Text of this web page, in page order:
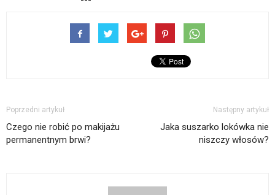
Poprzedni artykuł
Czego nie robić po makijażu
permanentnym brwi?
Następny artykuł
Jaka suszarko lokówka nie
niszczy włosów?